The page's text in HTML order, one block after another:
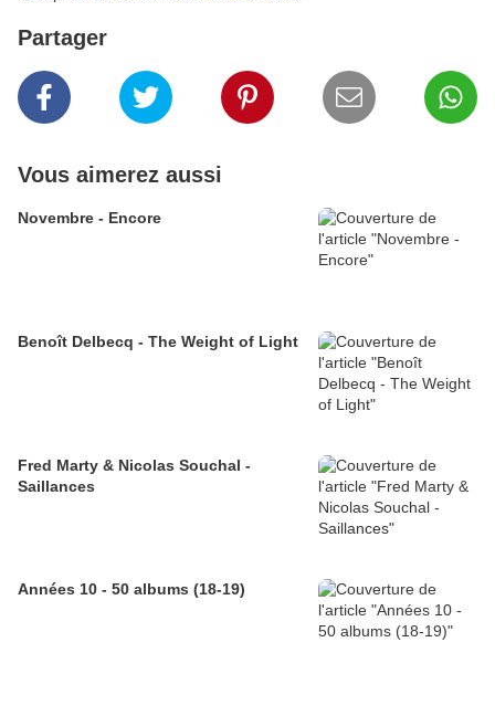
Partager
Vous aimerez aussi
Novembre - Encore
Benoît Delbecq - The Weight of Light
Fred Marty & Nicolas Souchal -
Saillances
Années 10 - 50 albums (18-19)